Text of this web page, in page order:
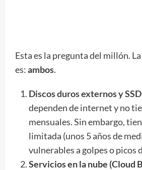
Esta es la pregunta del millón.
es:ambos.
Discos duros externos y SSD
dependen de internet y no
mensuales. Sin embargo,
limitada (unos 5 años de
vulnerables a golpes o picos
Servicios en la nube (Cloud